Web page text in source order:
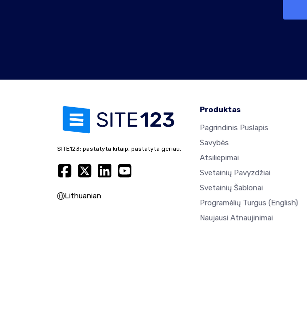
SITE123: pastatyta kitaip, pastatyta geriau.
Lithuanian
Produktas
Pagrindinis Puslapis
Savybės
Atsiliepimai
Svetainių Pavyzdžiai
Svetainių Šablonai
Programėlių Turgus (English)
Naujausi Atnaujinimai